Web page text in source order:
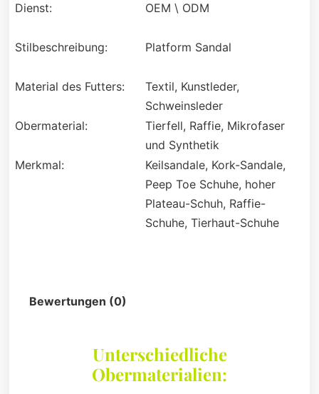
Dienst: OEM \ ODM
Stilbeschreibung: Platform Sandal
Material des Futters:
Textil, Kunstleder,
Schweinsleder
Obermaterial:
Tierfell, Raffie, Mikrofaser
und Synthetik
Merkmal:
Keilsandale, Kork-Sandale,
Peep Toe Schuhe, hoher
Plateau-Schuh, Raffie-
Schuhe, Tierhaut-Schuhe
Bewertungen (0)
Unterschiedliche
Obermaterialien: